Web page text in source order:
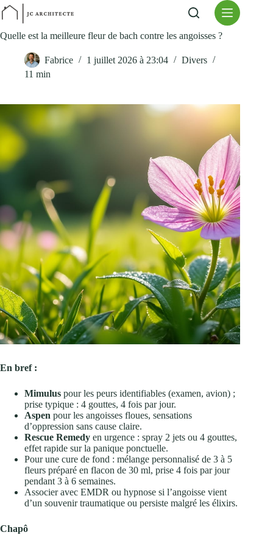
Passer
contenu
Quelle est la meilleure fleur de bach contre les angoisses ?
Fabrice 1 juillet 2026 à 23:04
Divers
11 min
En bref :
Mimulus pour les peurs identifiables (examen, avion) ;
prise typique : 4 gouttes, 4 fois par jour.
Aspen pour les angoisses floues, sensations
d’oppression sans cause claire.
Rescue Remedy en urgence : spray 2 jets ou 4 gouttes,
effet rapide sur la panique ponctuelle.
Pour une cure de fond : mélange personnalisé de 3 à 5
fleurs préparé en flacon de 30 ml, prise 4 fois par jour
pendant 3 à 6 semaines.
Associer avec EMDR ou hypnose si l’angoisse vient
d’un souvenir traumatique ou persiste malgré les élixirs.
Chapô